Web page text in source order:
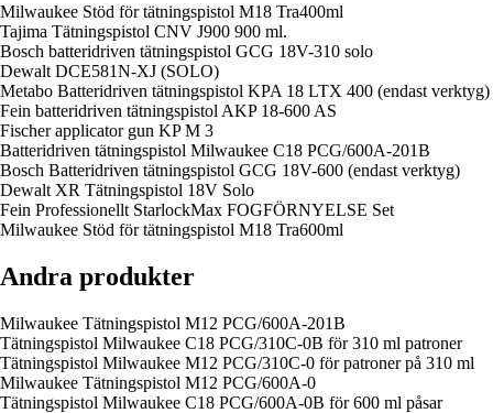
Milwaukee Stöd för tätningspistol M18 Tra400ml
Tajima Tätningspistol CNV J900 900 ml.
Bosch batteridriven tätningspistol GCG 18V-310 solo
Dewalt DCE581N-XJ (SOLO)
Metabo Batteridriven tätningspistol KPA 18 LTX 400 (endast verktyg)
Fein batteridriven tätningspistol AKP 18-600 AS
Fischer applicator gun KP M 3
Batteridriven tätningspistol Milwaukee C18 PCG/600A-201B
Bosch Batteridriven tätningspistol GCG 18V-600 (endast verktyg)
Dewalt XR Tätningspistol 18V Solo
Fein Professionellt StarlockMax FOGFÖRNYELSE Set
Milwaukee Stöd för tätningspistol M18 Tra600ml
Andra produkter
Milwaukee Tätningspistol M12 PCG/600A-201B
Tätningspistol Milwaukee C18 PCG/310C-0B för 310 ml patroner
Tätningspistol Milwaukee M12 PCG/310C-0 för patroner på 310 ml
Milwaukee Tätningspistol M12 PCG/600A-0
Tätningspistol Milwaukee C18 PCG/600A-0B för 600 ml påsar